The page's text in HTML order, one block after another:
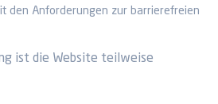
den Anforderungen zur barrierefreien
ist die Website teilweise